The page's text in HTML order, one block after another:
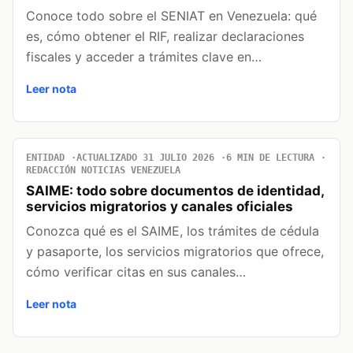
Conoce todo sobre el SENIAT en Venezuela: qué
es, cómo obtener el RIF, realizar declaraciones
fiscales y acceder a trámites clave en…
Leer nota
ENTIDAD ACTUALIZADO 31 JULIO 2026
6 MIN DE LECTURA
REDACCIÓN NOTICIAS VENEZUELA
SAIME: todo sobre documentos de identidad,
servicios migratorios y canales oficiales
Conozca qué es el SAIME, los trámites de cédula
y pasaporte, los servicios migratorios que ofrece,
cómo verificar citas en sus canales…
Leer nota